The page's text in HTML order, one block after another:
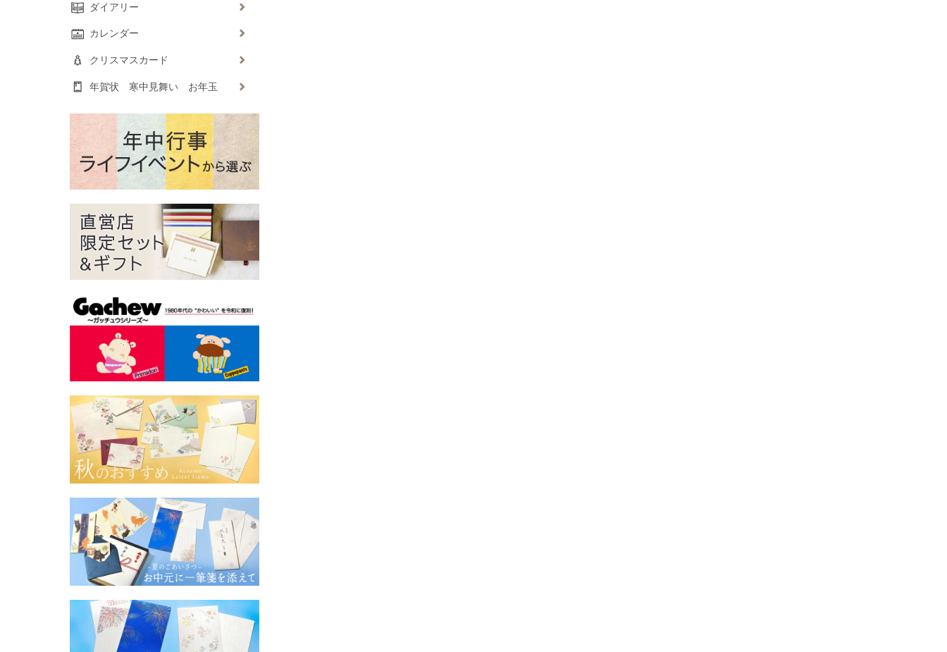
ダイアリー
カレンダー
クリスマスカード
年賀状 寒中見舞い お年玉